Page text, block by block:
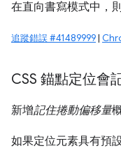
在直向書寫模式中，
追蹤錯誤 #41489999|
CSS 錨點定位會
新增記住捲動偏移量
如果定位元素具有預